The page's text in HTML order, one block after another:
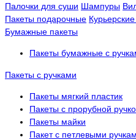
Палочки для суши Шампуры
Пакеты подарочные
Бумажные пакеты
Пакеты бумажные с
Пакеты с ручками
Пакеты мягкий пластик
Пакеты с прорубной
Пакеты майки
Пакет с петлевыми